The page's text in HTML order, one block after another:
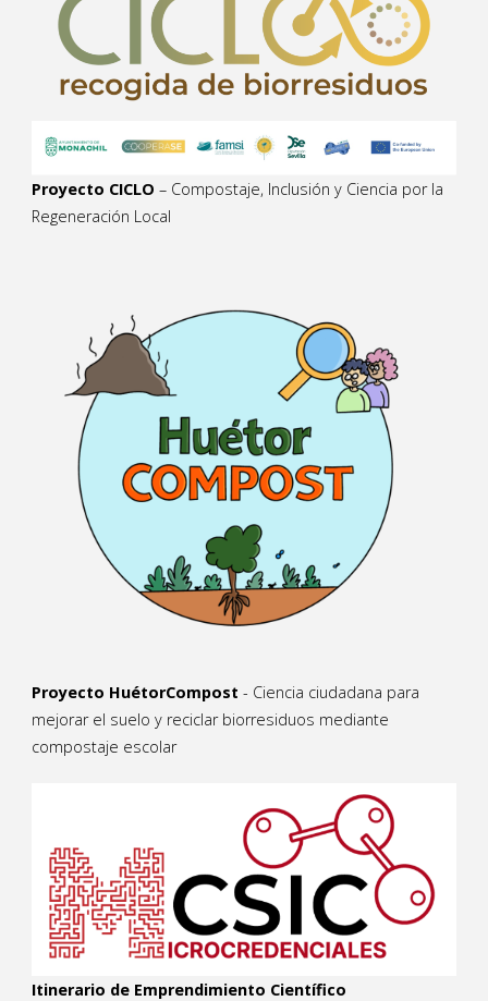
Proyecto CICLO – Compostaje, Inclusión y Ciencia por la
Regeneración Local
Proyecto HuétorCompost - Ciencia ciudadana para
mejorar el suelo y reciclar biorresiduos mediante
compostaje escolar
Itinerario de Emprendimiento Científico